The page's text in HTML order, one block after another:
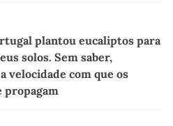
plantou eucaliptos para
solos. Sem saber,
velocidade com que os
propagam